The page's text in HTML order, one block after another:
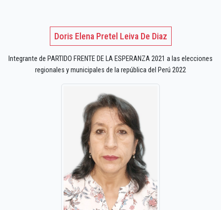
Doris Elena Pretel Leiva De Diaz
Integrante de PARTIDO FRENTE DE LA ESPERANZA 2021 a las elecciones
regionales y municipales de la república del Perú 2022